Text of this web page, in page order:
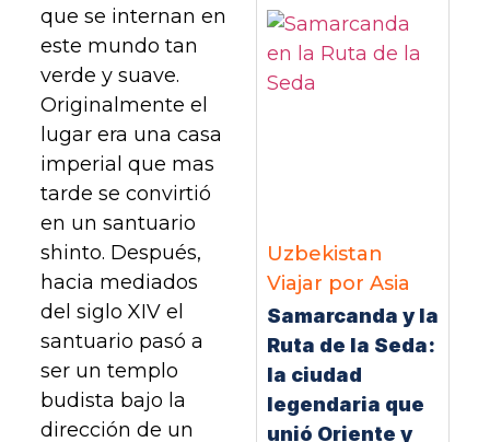
que se internan en
este mundo tan
verde y suave.
Originalmente el
lugar era una casa
imperial que mas
tarde se convirtió
en un santuario
shinto. Después,
hacia mediados
del siglo XIV el
santuario pasó a
ser un templo
budista bajo la
dirección de un
Uzbekistan
Viajar por Asia
Samarcanda y la
Ruta de la Seda:
la ciudad
legendaria que
unió Oriente y